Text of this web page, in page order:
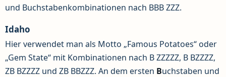
und Buchstabenkombinationen nach BBB ZZZ.
Idaho
Hier verwendet man als Motto „Famous Potatoes“ oder
„Gem State“ mit Kombinationen nach B ZZZZZ, B BZZZZ,
ZB BZZZZ und ZB BBZZZ. An dem ersten Buchstaben und